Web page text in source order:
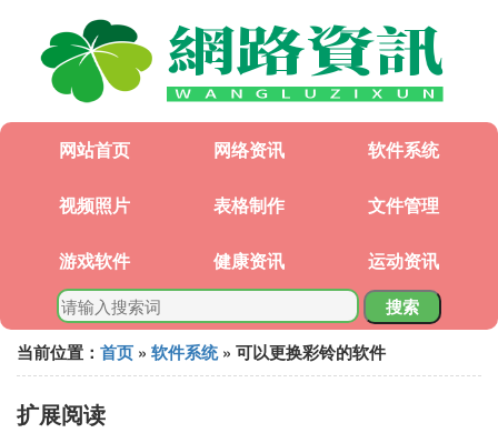
网站首页 网络资讯 软件系统
视频照片 表格制作 文件管理
游戏软件 健康资讯 运动资讯
搜索
当前位置： 首页 » 软件系统» 可以更换彩铃的软件
扩展阅读